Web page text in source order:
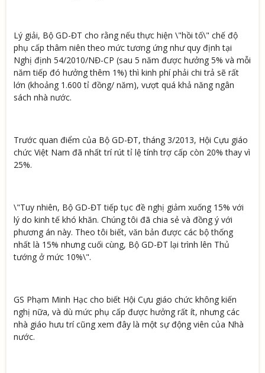
Lý giải, Bộ GD-ĐT cho rằng nếu thực hiện \"hồi tố\" chế độ
phụ cấp thâm niên theo mức tương ứng như quy định tại
Nghị định 54/2010/NĐ-CP (sau 5 năm được hưởng 5% và mỗi
năm tiếp đó hưởng thêm 1%) thì kinh phí phải chi trả sẽ rất
lớn (khoảng 1.600 tỉ đồng/ năm), vượt quá khả năng ngân
sách nhà nước.
Trước quan điểm của Bộ GD-ĐT, tháng 3/2013, Hội Cựu giáo
chức Việt Nam đã nhất trí rút tỉ lệ tính trợ cấp còn 20% thay vì
25%.
\"Tuy nhiên, Bộ GD-ĐT tiếp tục đề nghị giảm xuống 15% với
lý do kinh tế khó khăn. Chúng tôi đã chia sẻ và đồng ý với
phương án này. Theo tôi biết, văn bản được các bộ thống
nhất là 15% nhưng cuối cùng, Bộ GD-ĐT lại trình lên Thủ
tướng ở mức 10%\".
GS Phạm Minh Hạc cho biết Hội Cựu giáo chức không kiến
nghị nữa, và dù mức phụ cấp được hưởng rất ít, nhưng các
nhà giáo hưu trí cũng xem đây là một sự động viên của Nhà
nước.